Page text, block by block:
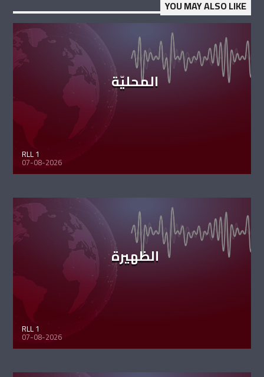
YOU MAY ALSO LIKE
المحليّة
RLL 1
07-08-2026
الظهيرة
RLL 1
07-08-2026